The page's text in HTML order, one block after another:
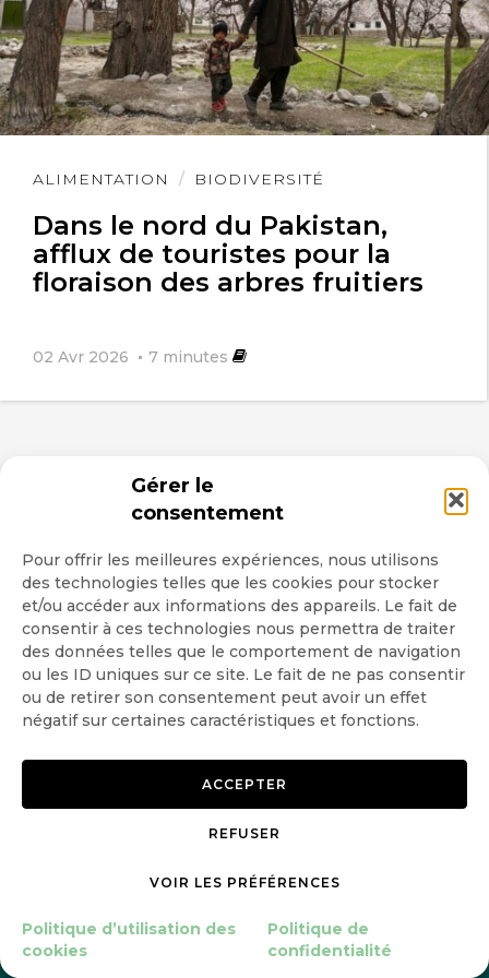
Gérer le
consentement
Pour offrir les meilleures expériences, nous utilisons
des technologies telles que les cookies pour stocker
et/ou accéder aux informations des appareils. Le fait de
consentir à ces technologies nous permettra de traiter
des données telles que le comportement de navigation
ou les ID uniques sur ce site. Le fait de ne pas consentir
ou de retirer son consentement peut avoir un effet
négatif sur certaines caractéristiques et fonctions.
ACCEPTER
REFUSER
VOIR LES PRÉFÉRENCES
Politique d’utilisation des
cookies
Politique de
confidentialité
ALIMENTATION BIODIVERSITÉ
Dans le nord du Pakistan,
afflux de touristes pour la
floraison des arbres fruitiers
02 Avr 2026 7 minutes
Lire
La minute
GoodPlanet